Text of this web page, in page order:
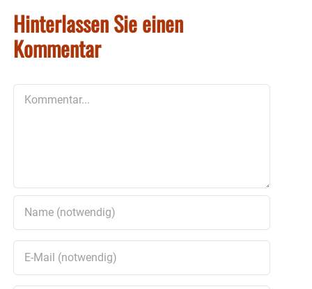
Hinterlassen Sie einen
Kommentar